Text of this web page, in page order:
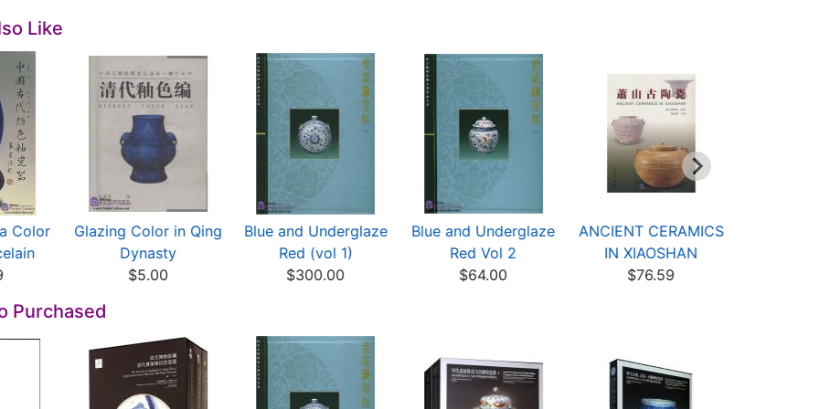
Like
Color
Glazing Color in Qing
Dynasty
$5.00
Blue and Underglaze
Red (vol 1)
$300.00
Blue and Underglaze
Red Vol 2
$64.00
ANCIENT CERAMICS
IN XIAOSHAN
$76.59
Purchased